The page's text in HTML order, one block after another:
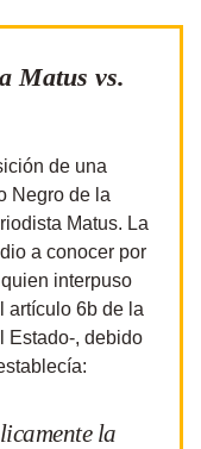
Matus vs.
de una
Negro de la
Matus. La
a conocer por
interpuso
artículo 6b de la
Estado-, debido
la